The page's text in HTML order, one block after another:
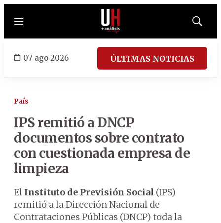
Menú
Mostrar
07 ago 2026 ÚLTIMAS NOTICIAS
País
IPS remitió a DNCP
documentos sobre contrato
con cuestionada empresa de
limpieza
El Instituto de Previsión Social (IPS)
remitió a la Dirección Nacional de
Contrataciones Públicas (DNCP) toda la